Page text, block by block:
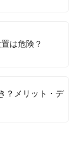
は危険？
？メリット・デ